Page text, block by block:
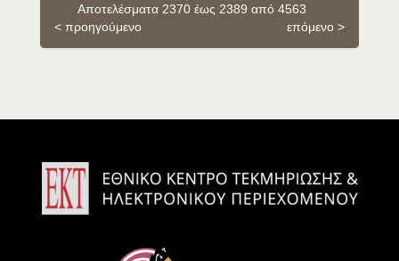
Αποτελέσματα 2370 έως 2389 από 4563
< προηγούμενο
επόμενο >